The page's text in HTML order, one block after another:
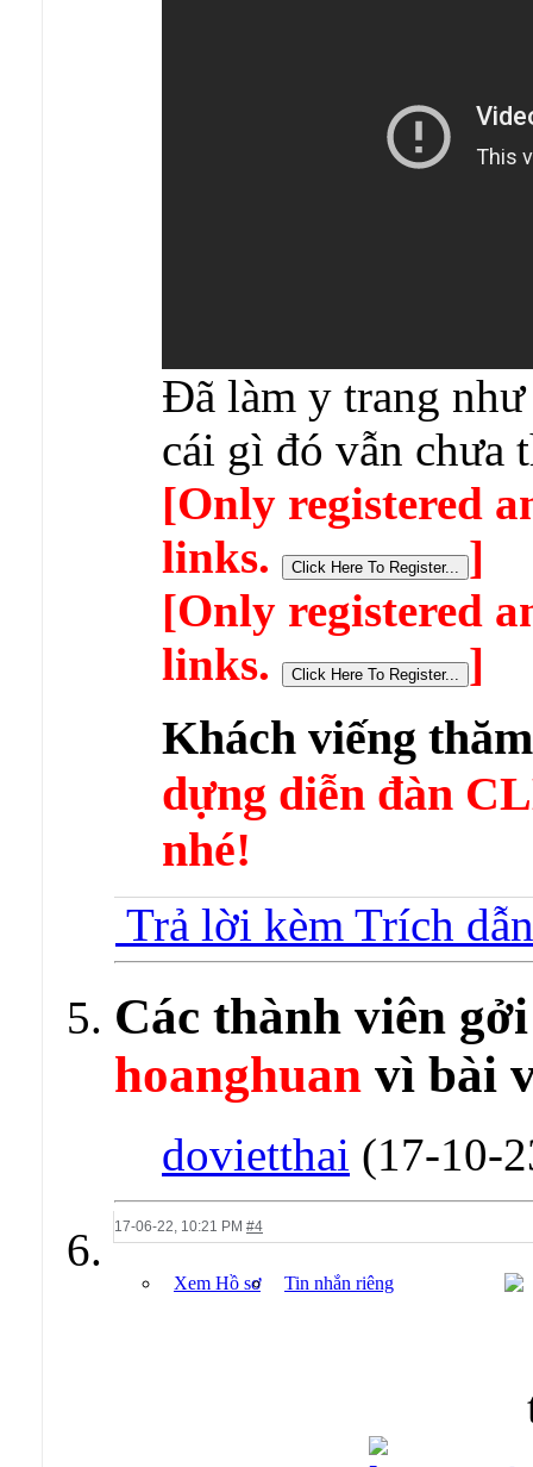
Đã làm y trang
cái gì đó vẫn chưa
[Only registered
links.
]
[Only registered
links.
]
Khách viếng
dựng diễn đàn
nhé!
Trả lời kèm Trích dẫn
Các thành viên
hoanghuan vì bài
dovietthai (17-10-
17-06-22, 10:21 PM #4
Xem Hồ sơ Tin nhắn riêng